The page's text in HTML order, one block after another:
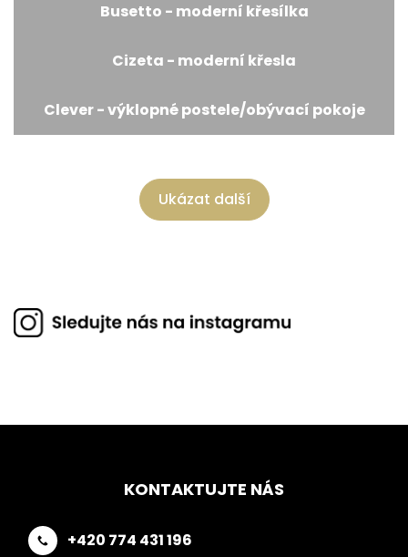
Busetto - moderní křesílka
Cizeta - moderní křesla
Clever - výklopné postele/obývací pokoje
Ukázat další
KONTAKTUJTE NÁS
+420 774 431 196